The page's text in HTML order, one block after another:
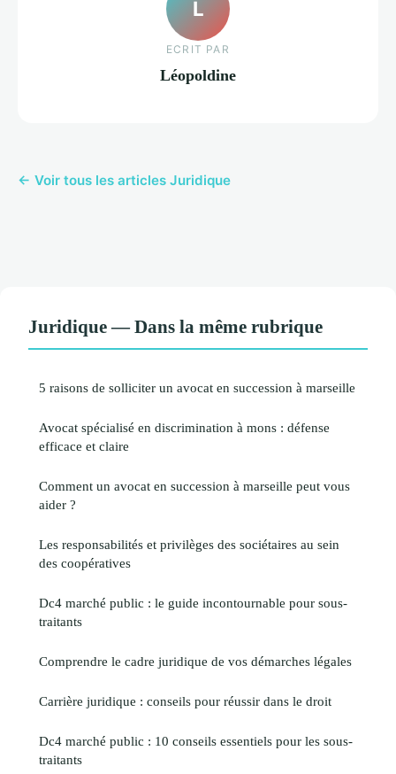
L
ECRIT PAR
Léopoldine
← Voir tous les articles Juridique
Juridique — Dans la même rubrique
5 raisons de solliciter un avocat en succession à marseille
Avocat spécialisé en discrimination à mons : défense
efficace et claire
Comment un avocat en succession à marseille peut vous
aider ?
Les responsabilités et privilèges des sociétaires au sein
des coopératives
Dc4 marché public : le guide incontournable pour sous-
traitants
Comprendre le cadre juridique de vos démarches légales
Carrière juridique : conseils pour réussir dans le droit
Dc4 marché public : 10 conseils essentiels pour les sous-
traitants